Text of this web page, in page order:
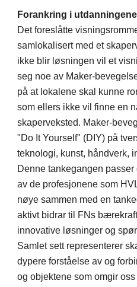
Forankring i utdanningene
Det foreslåtte
samlokalisert med et
ikke blir løsningen vil et
seg noe av Maker-
på at lokalene skal kunne
som ellers ikke vil finne en
skaperveksted. Maker-
"Do It Yourself" (DIY) på
teknologi, kunst, håndverk,
Denne tankegangen
av de profesjonene som
nøye sammen med en
aktivt bidrar til FNs
innovative løsninger og
Samlet sett representerer
dypere forståelse av og
og objektene som omgir